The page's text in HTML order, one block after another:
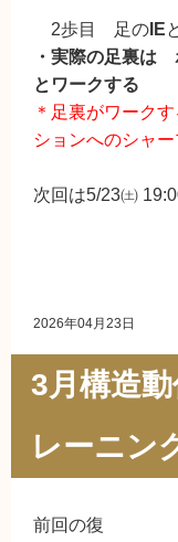
2歩目 足の IE
・実際の足裏は
とワークする
＊足裏がワーク
ションへのシャ
次回は5/23㈯
2026年04月23日
3月構造
レーニン
前回の復